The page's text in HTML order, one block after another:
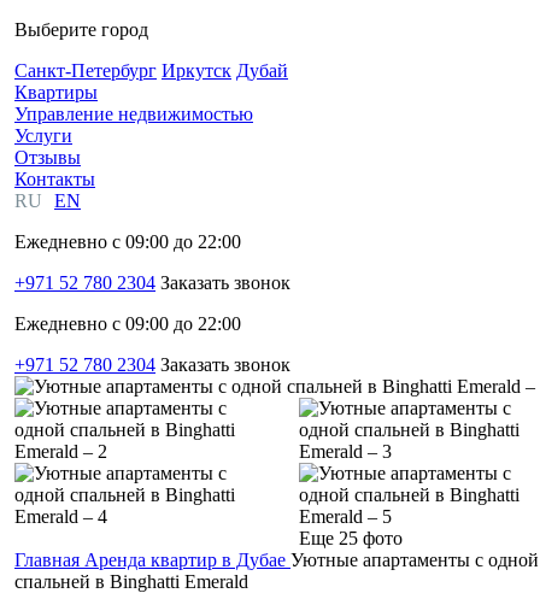
Выберите город
Санкт-Петербург Иркутск Дубай
Квартиры
Управление недвижимостью
Услуги
Отзывы
Контакты
RU
EN
Ежедневно с 09:00 до 22:00
+971 52 780 2304 Заказать звонок
Ежедневно с 09:00 до 22:00
+971 52 780 2304 Заказать звонок
Еще 25 фото
Главная Аренда квартир в Дубае Уютные апартаменты с одной
спальней в Binghatti Emerald